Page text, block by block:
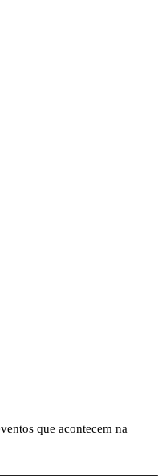
que acontecem na